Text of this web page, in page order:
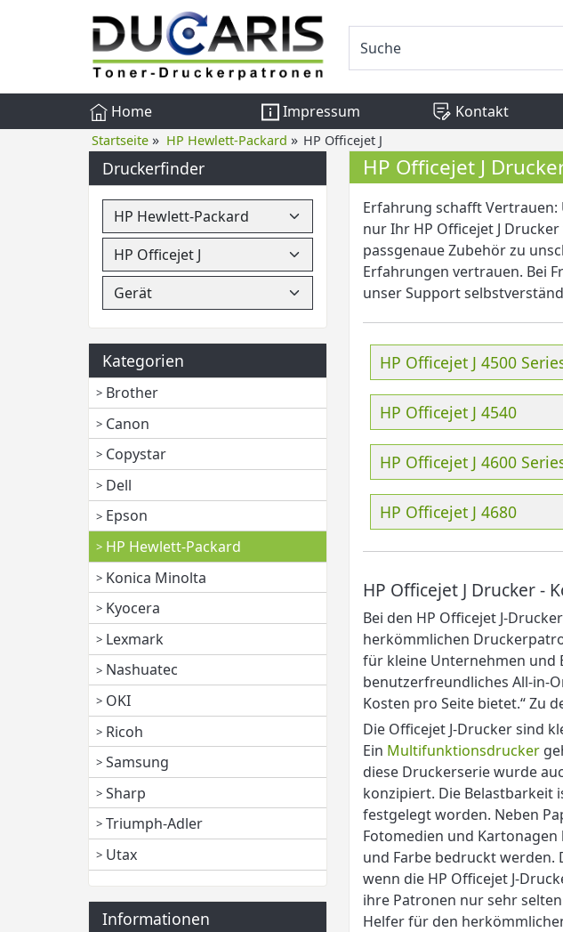
Home Impressum Kontakt
Startseite » HP Hewlett-Packard » HP Officejet J
Druckerfinder
Kategorien
Brother
Canon
Copystar
Dell
Epson
HP Hewlett-Packard
Konica Minolta
Kyocera
Lexmark
Nashuatec
OKI
Ricoh
Samsung
Sharp
Triumph-Adler
Utax
Informationen
HP Officejet J
Erfahrung schafft
nur Ihr HP Officejet J
passgenaue Zubehör zu
Erfahrungen vertrauen. Bei
unser Support
HP Officejet J 4500
HP Officejet J 4540
HP Officejet J 4600
HP Officejet J 4680
HP Officejet J Drucker -
Bei den HP Officejet J-
herkömmlichen
für kleine Unternehmen und
benutzerfreundliches All-in-
Kosten pro Seite bietet.“ Zu
Die Officejet J-Drucker sind
Ein Multifunktionsdrucker
diese Druckerserie wurde
konzipiert. Die Belastbarkeit
festgelegt worden. Neben
Fotomedien und
und Farbe bedruckt
wenn die HP Officejet J-
ihre Patronen nur sehr
Helfer für den